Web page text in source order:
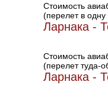
Стоимость
(перелет в
Ларнака -
Стоимость
(перелет туда-
Ларнака -